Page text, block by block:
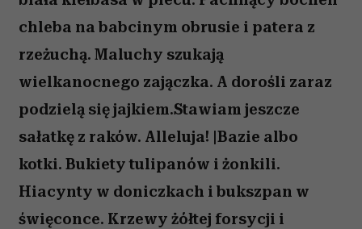
chleba na babcinym obrusie i patera z
rzeżuchą. Maluchy szukają
wielkanocnego zajączka. A dorośli zaraz
podzielą się jajkiem.Stawiam jeszcze
sałatkę z raków. Alleluja! |Bazie albo
kotki. Bukiety tulipanów i żonkili.
Hiacynty w doniczkach i bukszpan w
święconce. Krzewy żółtej forsycji i